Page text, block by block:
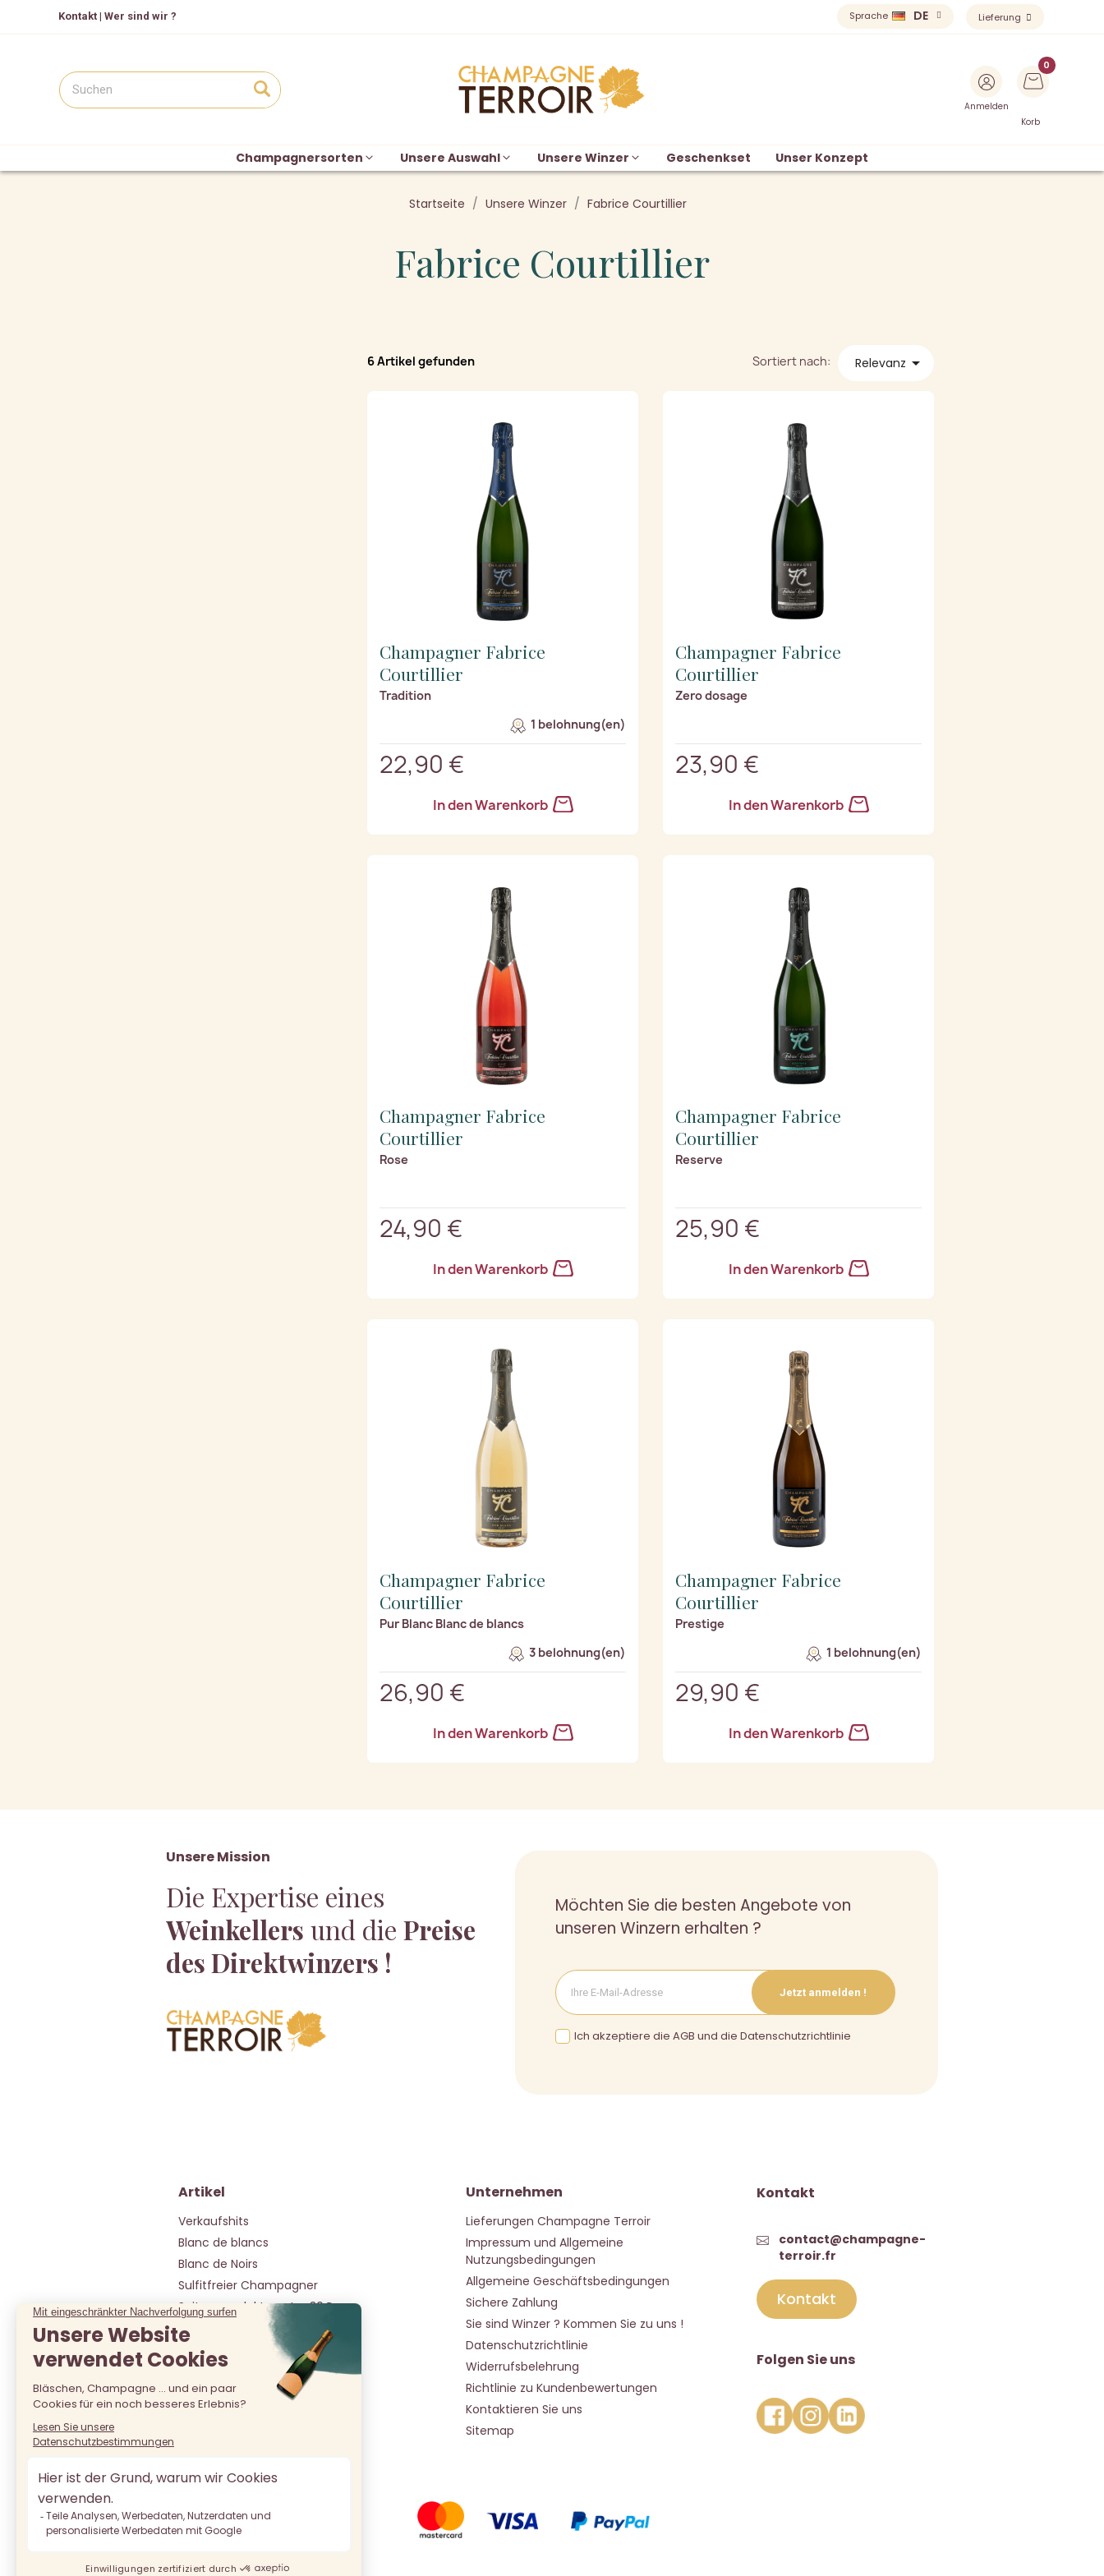
Kontakt | Wer sind wir ? Sprache DE Lieferung
Anmelden
Korb
Champagnersorten Unsere Auswahl Unsere Winzer Geschenkset Unser Konzept
Startseite Unsere Winzer Fabrice Courtillier
Fabrice Courtillier
6 Artikel gefunden Sortiert nach: Relevanz 
Champagner Fabrice
Courtillier
Tradition
1 belohnung(en)
22,90 €
In den Warenkorb
Champagner Fabrice
Courtillier
Zero dosage
23,90 €
In den Warenkorb
Champagner Fabrice
Courtillier
Rose
24,90 €
In den Warenkorb
Champagner Fabrice
Courtillier
Reserve
25,90 €
In den Warenkorb
Champagner Fabrice
Courtillier
Pur Blanc Blanc de blancs
3 belohnung(en)
26,90 €
In den Warenkorb
Champagner Fabrice
Courtillier
Prestige
1 belohnung(en)
29,90 €
In den Warenkorb
Unsere Mission
Die Expertise eines
Weinkellers und die Preise
des Direktwinzers !
Möchten Sie die besten Angebote von
unseren Winzern erhalten ?
Jetzt anmelden !
Ich akzeptiere die AGB und die Datenschutzrichtlinie
Artikel
Verkaufshits
Blanc de blancs
Blanc de Noirs
Sulfitfreier Champagner
Spitzenprodukte unter 30€
Spitzenprodukte unter 50€
Favoriten unter 20€
Alle unsere champagner
Unternehmen
Lieferungen Champagne Terroir
Impressum und Allgemeine
Nutzungsbedingungen
Allgemeine Geschäftsbedingungen
Sichere Zahlung
Sie sind Winzer ? Kommen Sie zu uns !
Datenschutzrichtlinie
Widerrufsbelehrung
Richtlinie zu Kundenbewertungen
Kontaktieren Sie uns
Sitemap
Kontakt
contact@champagne-
terroir.fr
Kontakt
Folgen Sie uns